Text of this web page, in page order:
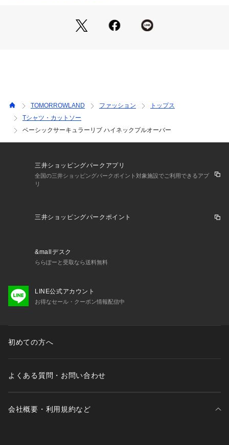
TOMORROWLAND ファッション
トップス
Tシャツ・カットソー
ベーシックサーキュラーリブ ハイネックプルオーバー
三井ショッピングパークアプリ
全国の三井ショッピングパークポイント対象施設でご利用できるアプ
リ
三井ショッピングパークポイント
&mallデスク
ららぽーと受取なら送料無料
LINE公式アカウント
お得なセール・クーポン情報配信中
初めての方へ
よくある質問・お問い合わせ
会社概要・利用規約など